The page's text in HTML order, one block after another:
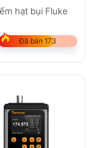
hạt bụi Fluke
Đã bán 173